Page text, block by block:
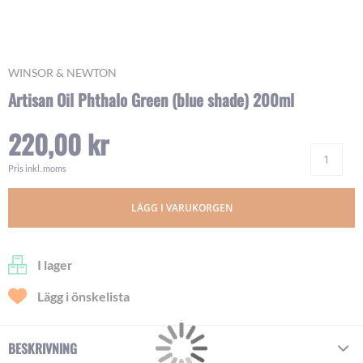
WINSOR & NEWTON
Artisan Oil Phthalo Green (blue shade) 200ml
220,00 kr
Pris inkl. moms
LÄGG I VARUKORGEN
I lager
Lägg i önskelista
Skip
the
of
the
images
BESKRIVNING